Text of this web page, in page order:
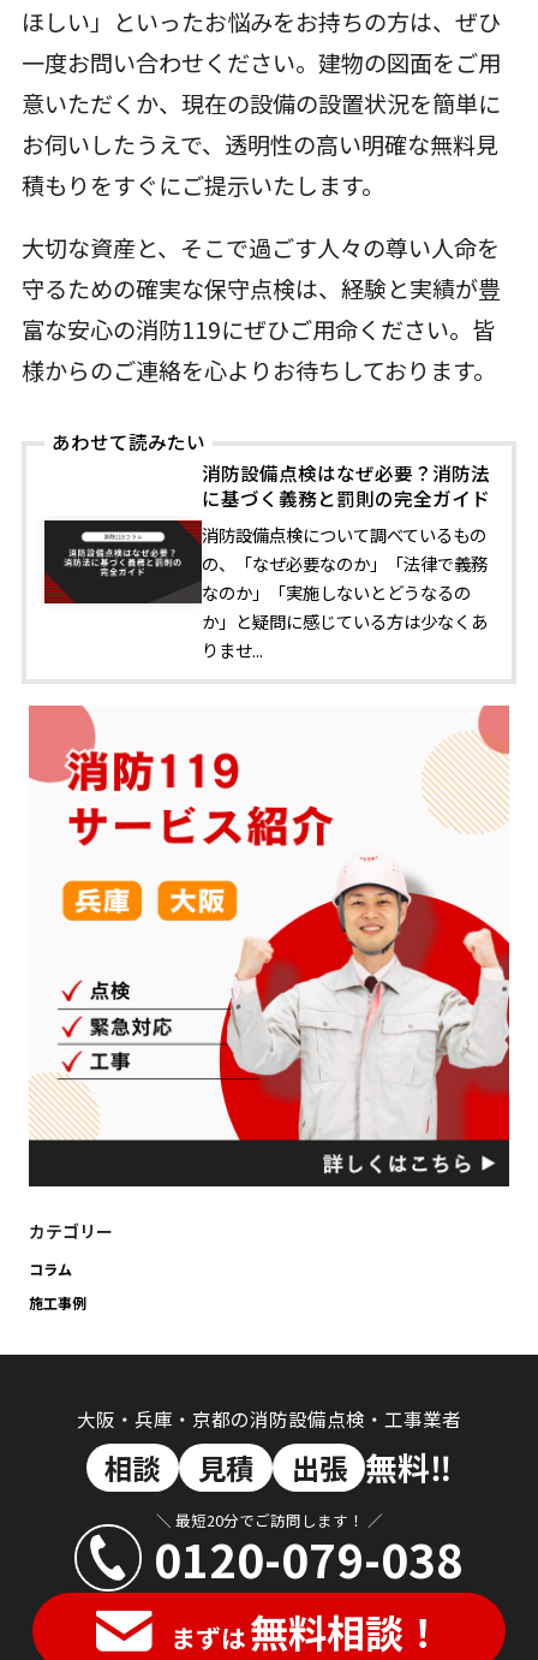
ほしい」といったお悩みをお持ちの方は、ぜひ
一度お問い合わせください。建物の図面をご用
意いただくか、現在の設備の設置状況を簡単に
お伺いしたうえで、透明性の高い明確な無料見
積もりをすぐにご提示いたします。
大切な資産と、そこで過ごす人々の尊い人命を
守るための確実な保守点検は、経験と実績が豊
富な安心の消防119にぜひご用命ください。皆
様からのご連絡を心よりお待ちしております。
あわせて読みたい
消防設備点検はなぜ必要？消防法
に基づく義務と罰則の完全ガイド
消防設備点検について調べているもの
の、「なぜ必要なのか」「法律で義務
なのか」「実施しないとどうなるの
か」と疑問に感じている方は少なくあ
りませ...
カテゴリー
コラム
施工事例
大阪・兵庫・京都の消防設備点検・工事業者
相談 見積 出張 無料‼︎
まずは無料相談！
＼ 最短20分でご訪問します！ ／
0120-079-038